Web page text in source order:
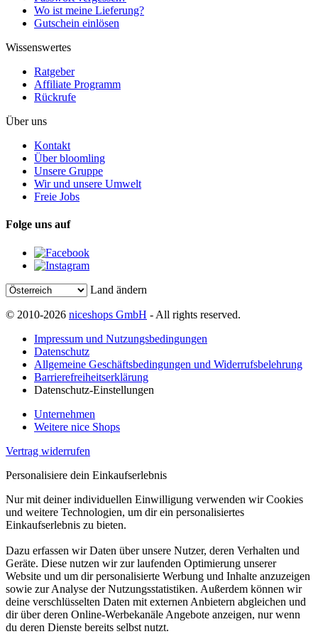
Wo ist meine Lieferung?
Gutschein einlösen
Wissenswertes
Ratgeber
Affiliate Programm
Rückrufe
Über uns
Kontakt
Über bloomling
Unsere Gruppe
Wir und unsere Umwelt
Freie Jobs
Folge uns auf
Land ändern
© 2010-2026 niceshops GmbH - All rights reserved.
Impressum und Nutzungsbedingungen
Datenschutz
Allgemeine Geschäftsbedingungen und Widerrufsbelehrung
Barrierefreiheitserklärung
Datenschutz-Einstellungen
Unternehmen
Weitere nice Shops
Vertrag widerrufen
Personalisiere dein Einkaufserlebnis
Nur mit deiner individuellen Einwilligung verwenden wir Cookies
und weitere Technologien, um dir ein personalisiertes
Einkaufserlebnis zu bieten.
Dazu erfassen wir Daten über unsere Nutzer, deren Verhalten und
Geräte. Diese nutzen wir zur laufenden Optimierung unserer
Website und um dir personalisierte Werbung und Inhalte anzuzeigen
sowie zur Analyse der Nutzungsstatistiken. Außerdem können wir
deine verschlüsselten Daten mit externen Anbietern abgleichen und
dir über deren Online-Werbekanäle Angebote anzeigen, nur wenn
du deren Dienste bereits selbst nutzt.